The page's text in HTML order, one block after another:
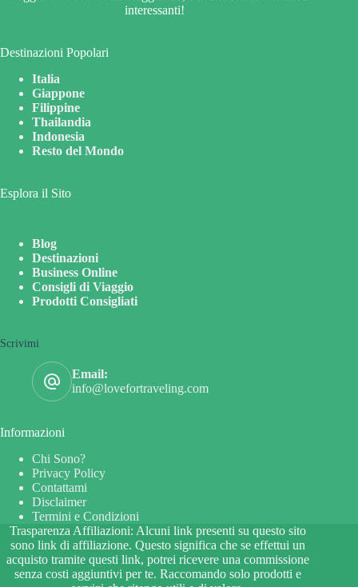
interessanti!
Destinazioni Popolari
Italia
Giappone
Filippine
Thailandia
Indonesia
Resto del Mondo
Esplora il Sito
Blog
Destinazioni
Business Online
Consigli di Viaggio
Prodotti Consigliati
Scrivimi
Email:
info@lovefortraveling.com
Informazioni
Chi Sono?
Privacy Policy
Contattami
Disclaimer
Termini e Condizioni
Trasparenza Affiliazioni: Alcuni link presenti su questo sito
sono link di affiliazione. Questo significa che se effettui un
acquisto tramite questi link, potrei ricevere una commissione
senza costi aggiuntivi per te. Raccomando solo prodotti e